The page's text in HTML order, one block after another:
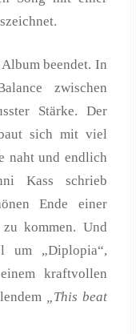
beendet. In
zwischen
Stärke. Der
sich mit viel
naht und endlich
Kass schrieb
Ende einer
kommen. Und
um „Diplopia“,
kraftvollen
„This beat